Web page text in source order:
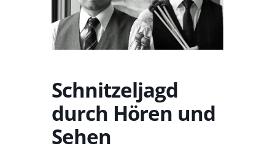
Schnitzeljagd
durch Hören und
Sehen